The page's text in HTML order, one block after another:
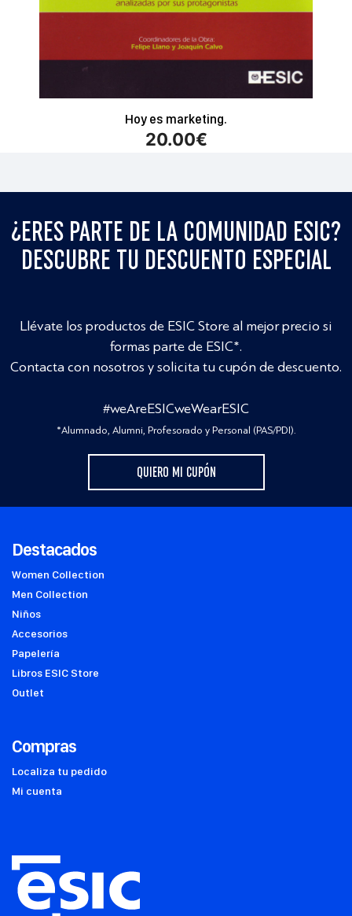
Hoy es marketing.
20.00€
¿ERES PARTE DE LA COMUNIDAD ESIC?
DESCUBRE TU DESCUENTO ESPECIAL
Llévate los productos de ESIC Store al mejor precio si
formas parte de ESIC*.
Contacta con nosotros y solicita tu cupón de descuento.
#weAreESICweWearESIC
*Alumnado, Alumni, Profesorado y Personal (PAS/PDI).
QUIERO MI CUPÓN
Destacados
Women Collection
Men Collection
Niños
Accesorios
Papelería
Libros ESIC Store
Outlet
Compras
Localiza tu pedido
Mi cuenta